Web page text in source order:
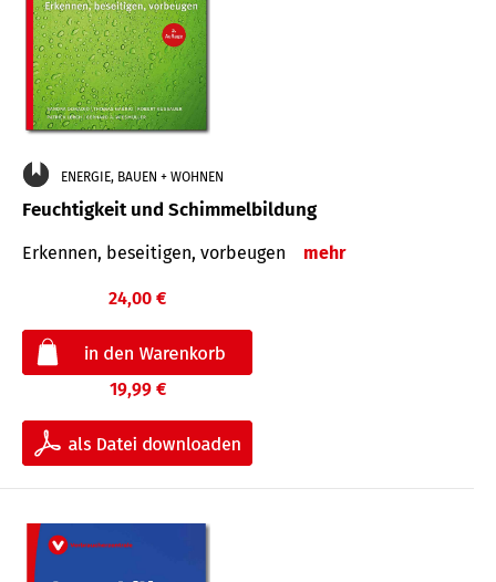
ENERGIE, BAUEN + WOHNEN
Feuchtigkeit und Schimmelbildung
Erkennen, beseitigen, vorbeugen mehr
24,00 €
19,99 €